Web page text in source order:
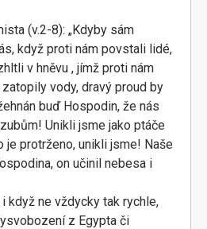
(v.2-8): „Kdyby sám
když proti nám povstali lidé,
v hněvu , jímž proti nám
vody, dravý proud by
buď Hospodin, že nás
Unikli jsme jako ptáče
je protrženo, unikli jsme! Naše
on učinil nebesa i
když ne vždycky tak rychle,
z Egypta či